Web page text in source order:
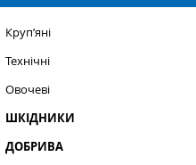
Круп’яні
Технічні
Овочеві
ШКІДНИКИ
ДОБРИВА